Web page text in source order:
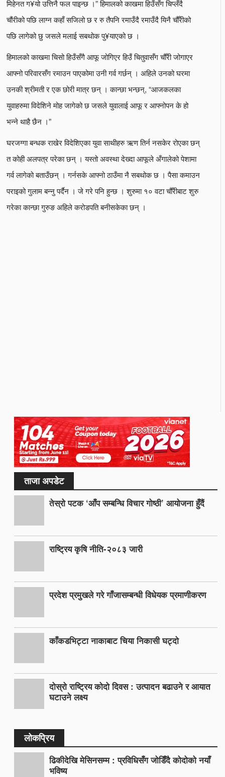
मिहेनत ग¥यो उत्तिनै फल पाइन्छ ।” हिमालको काखमा हिउँसँग चिप्लँदै
चौंरीको पछि लाग्न कहाँ सजिलो छ र रु तैपनि रमाउँदै रमाउँदै यिनै चौँरीको
पछि लागेको छु जसले मलाई सबथोक पु¥याएको छ ।
हिमालको काखमा चिसो हिउँसँगै आफू जोगिएर हिउँ चितुवासँग चौँरी जोगाएर
आफ्नो परिवारसँग रमाउन पाएकोमा उनी गर्व गर्छन् । अहिले उनको घरमा
उनकी श्रीमती र एक छोरी मात्र छन् । कान्छा भन्छन्, “आजकलका
युवाहरुमा विदेशिने मोह जागेको छ जसले युवालाई आफू र आफ्नोपन के हो
भन्ने थाहै छैन ।”
घरजग्गा बन्धक राखेर विदेशिएका युवा साथीहरु ऋण तिर्न नसकेर रोएका छन्
त कोही अलपत्र परेका छन् । यस्तो अवस्था देख्दा आफूले अँगालेको पेशामा
गर्व लागेको बताउँछन् । गर्नसके आफ्नो ठाउँमा नै सबथोक छ । पैसा कमाउन
पराइको गुलाम बन्नु पर्दैन । जे गरे पनि हुन्छ । शुरुमा १० वटा चौँरीबाट शुरु
गरेका कान्छा गुरुङ अहिले करोडपति बनीसकेका छन् ।
ताजा अपडेट
तेस्रो पटक ‘आँप सम्बन्धि विचार गोष्ठी’ आयोजना हुँदैं
राष्ट्रिय कृषि नीति-२०८३ जारी
प्रदेश प्रमुखले गरे गाँजासम्बन्धी विधेयक प्रमाणीकरण
काँकडभिट्टा नाकाबाट चिया निकासी घट्दो
दोस्रो राष्ट्रिय कोदो दिवस : उत्पादन बढाउने र आयात
घटाउने लक्ष्य
लोकप्रिय
ढिकीदेखि मेसिनसम्म : प्रविधिसँग जोडिँदै कोदोको नयाँ
भविष्य